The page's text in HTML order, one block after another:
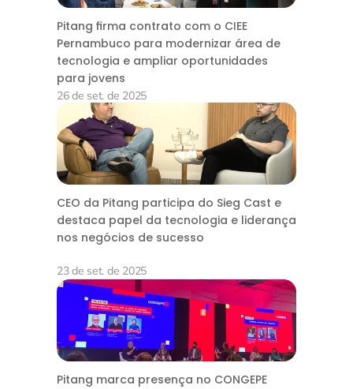
Pitang firma contrato com o CIEE
Pernambuco para modernizar área de
tecnologia e ampliar oportunidades
para jovens
26 de set. de 2025
CEO da Pitang participa do Sieg Cast e
destaca papel da tecnologia e liderança
nos negócios de sucesso
23 de set. de 2025
Pitang marca presença no CONGEPE